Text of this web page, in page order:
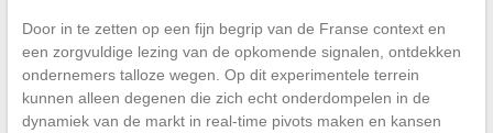
Door in te zetten op een fijn begrip van de Franse context en
een zorgvuldige lezing van de opkomende signalen, ontdekken
ondernemers talloze wegen. Op dit experimentele terrein
kunnen alleen degenen die zich echt onderdompelen in de
dynamiek van de markt in real-time pivots maken en kansen